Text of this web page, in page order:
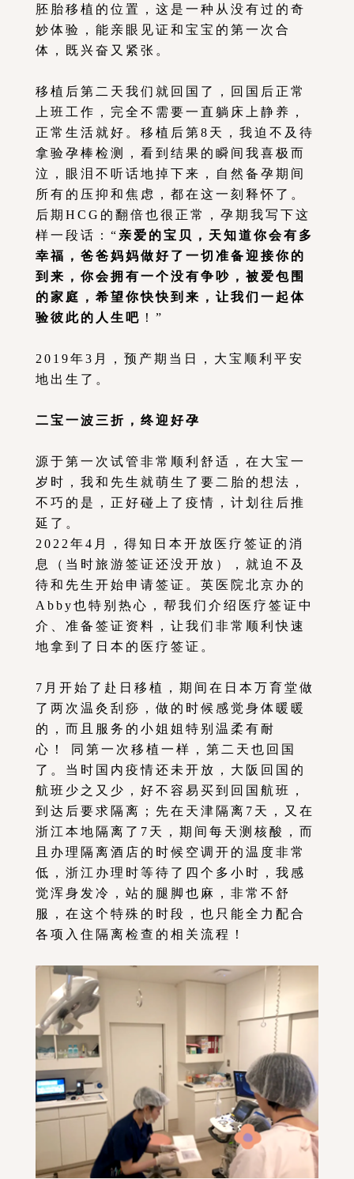
胚胎移植的位置，这是一种从没有过的奇
妙体验，能亲眼见证和宝宝的第一次合
体，既兴奋又紧张。
移植后第二天我们就回国了，回国后正常
上班工作，完全不需要一直躺床上静养，
正常生活就好。移植后第8天，我迫不及待
拿验孕棒检测，看到结果的瞬间我喜极而
泣，眼泪不听话地掉下来，自然备孕期间
所有的压抑和焦虑，都在这一刻释怀了。
后期HCG的翻倍也很正常，孕期我写下这
样一段话：“ 亲爱的宝贝，天知道你会有多
幸福，爸爸妈妈做好了一切准备迎接你的
到来，你会拥有一个没有争吵，被爱包围
的家庭，希望你快快到来，让我们一起体
验彼此的人生吧 ！”
2019年3月，预产期当日，大宝顺利平安
地出生了。
二宝一波三折，终迎好孕
源于第一次试管非常顺利舒适，在大宝一
岁时，我和先生就萌生了要二胎的想法，
不巧的是，正好碰上了疫情，计划往后推
延了。
2022年4月，得知日本开放医疗签证的消
息（当时旅游签证还没开放），就迫不及
待和先生开始申请签证。英医院北京办的
Abby也特别热心，帮我们介绍医疗签证中
介、准备签证资料，让我们非常顺利快速
地拿到了日本的医疗签证。
7月开始了赴日移植，期间在日本万育堂做
了两次温灸刮痧，做的时候感觉身体暖暖
的，而且服务的小姐姐特别温柔有耐
心！ 同第一次移植一样，第二天也回国
了。当时国内疫情还未开放，大阪回国的
航班少之又少，好不容易买到回国航班，
到达后要求隔离；先在天津隔离7天，又在
浙江本地隔离了7天，期间每天测核酸，而
且办理隔离酒店的时候空调开的温度非常
低，浙江办理时等待了四个多小时，我感
觉浑身发冷，站的腿脚也麻，非常不舒
服，在这个特殊的时段，也只能全力配合
各项入住隔离检查的相关流程！